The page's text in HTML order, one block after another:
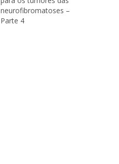
neurofibromatoses –
Parte 4